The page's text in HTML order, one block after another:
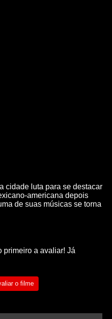
cidade luta para se destacar
americana depois
de suas músicas se torna
primeiro a avaliar! Já
o filme